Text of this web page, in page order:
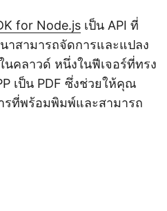
for Node.js เป็น API ที่
สามารถจัดการและแปลง
คลาวด์ หนึ่งในฟีเจอร์ที่ทรง
เป็น PDF ซึ่งช่วยให้คุณ
รที่พร้อมพิมพ์และสามารถ